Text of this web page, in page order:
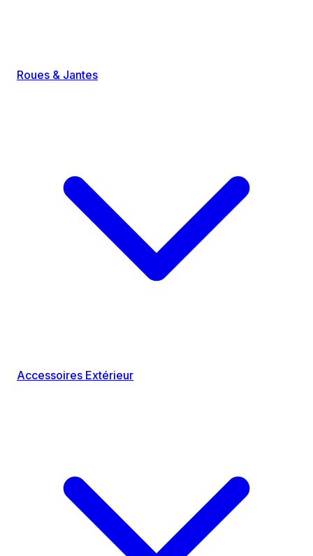
Roues & Jantes
Accessoires Extérieur